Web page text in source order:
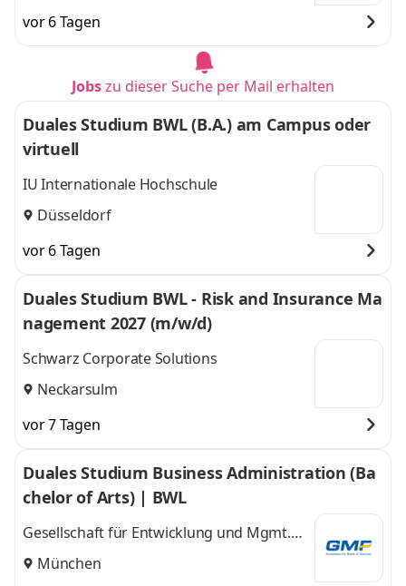
vor 6 Tagen
Jobszu dieser Suche per Mail erhalten
Duales Studium BWL (B.A.) am Campus oder
virtuell
IU Internationale Hochschule
Düsseldorf
vor 6 Tagen
Duales Studium BWL - Risk and Insurance Ma
nagement 2027 (m/w/d)
Schwarz Corporate Solutions
Neckarsulm
vor 7 Tagen
Duales Studium Business Administration (Ba
chelor of Arts) | BWL
Gesellschaft für Entwicklung und Mgmt.
von Freizeitsystemen GMF GmbH & Co. KG
München